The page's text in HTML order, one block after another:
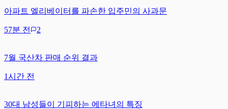
아파트 엘리베이터를 파손한 입주민의 사과문
57분 전 2
7월 국산차 판매 순위 결과
1시간 전
30대 남성들이 기피하는 에타녀의 특징